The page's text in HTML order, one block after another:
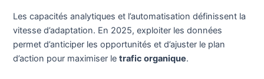
Les capacités analytiques et l’automatisation définissent la
vitesse d’adaptation. En 2025, exploiter les données
permet d’anticiper les opportunités et d’ajuster le plan
d’action pour maximiser letrafic organique.